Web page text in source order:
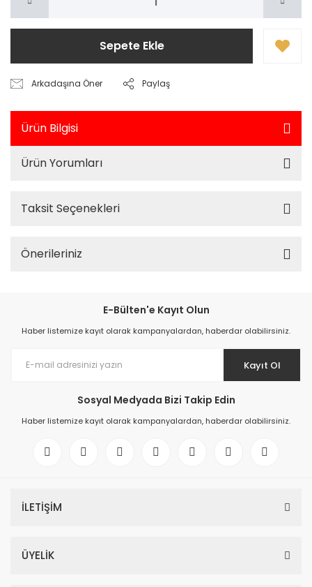
Sepete Ekle
Arkadaşına Öner Paylaş
Ürün Bilgisi
Ürün Yorumları
Taksit Seçenekleri
Önerileriniz
E-Bülten'e Kayıt Olun
Haber listemize kayıt olarak kampanyalardan, haberdar olabilirsiniz.
Kayıt Ol
Sosyal Medyada Bizi Takip Edin
Haber listemize kayıt olarak kampanyalardan, haberdar olabilirsiniz.
İLETİŞİM
ÜYELİK